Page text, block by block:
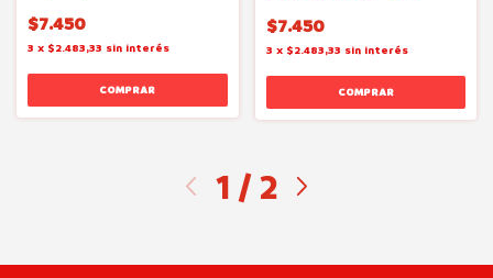
$7.450
3 x $2.483,33 sin interés
$7.450
3 x $2.483,33 sin interés
1/2